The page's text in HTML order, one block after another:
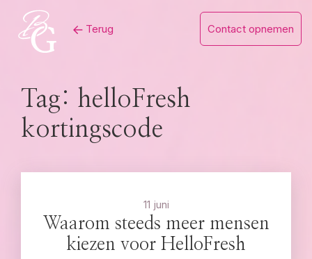
content
Terug Contact opnemen
Tag: helloFresh
kortingscode
11 juni
Waarom steeds meer mensen
kiezen voor HelloFresh